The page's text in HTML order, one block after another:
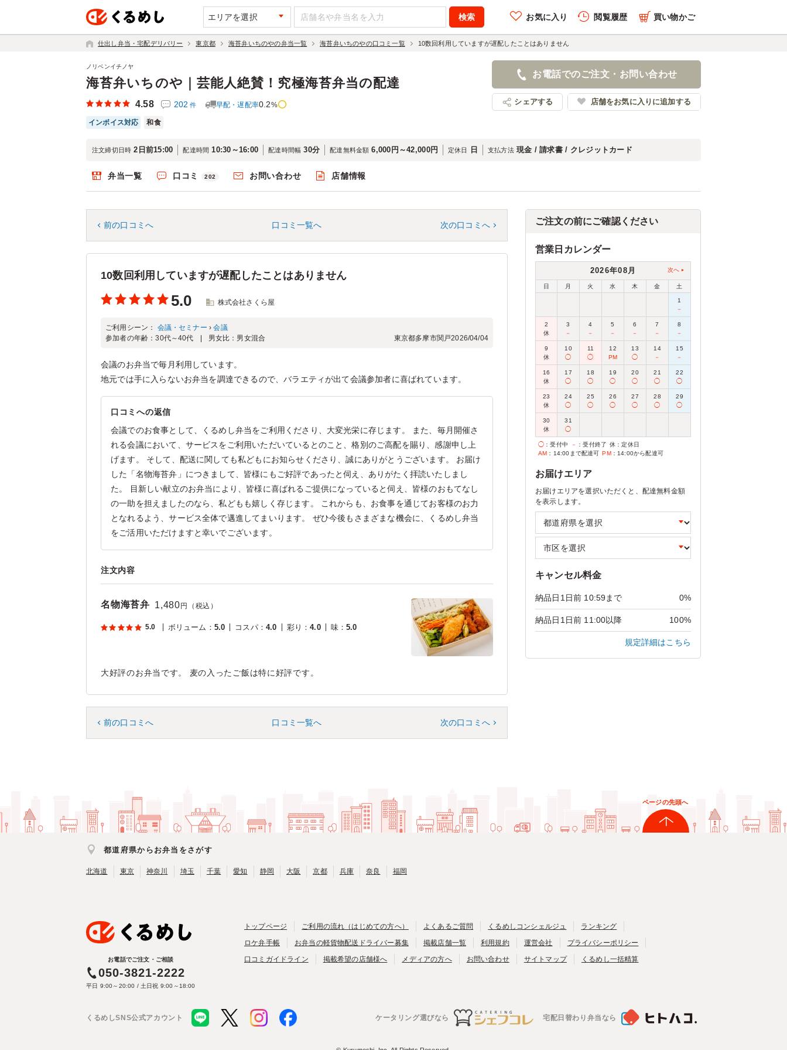
エリアを選択 お気に入り 閲覧履歴 買い物かご
仕出し弁当・宅配デリバリー 東京都 海苔弁いちのやの弁当一覧 海苔弁いちのやの口コミ一覧 10数回利用していますが遅配したことはありません
海苔弁いちのや｜芸能人絶賛！究極海苔弁当の配達
ノリベンイチノヤ
4.58 202 件 早配・遅配率0.2%
インボイス対応 和食
お電話でのご注文・お問い合わせ
シェアする 店舗をお気に入りに追加する
注文締切日時 2日前15:00 配達時間 10:30～16:00 配達時間幅 30分 配達無料金額 6,000円～42,000円 定休日 日 支払方法 現金 / 請求書 / クレジットカード
弁当一覧 口コミ 202 お問い合わせ 店舗情報
前の口コミへ 口コミ一覧へ 次の口コミへ
10数回利用していますが遅配したことはありません
5.0 株式会社さくら屋
ご利用シーン： 会議・セミナー ›会議
参加者の年齢：30代～40代 男女比： 男女混合 東京都多摩市関戸2026/04/04
会議のお弁当で毎月利用しています。
地元では手に入らないお弁当を調達できるので、バラエティが出て会議参加者に喜ばれています。
口コミへの返信
会議でのお食事として、くるめし弁当をご利用くださり、大変光栄に存じます。 また、毎月開催さ
れる会議において、サービスをご利用いただいているとのこと、格別のご高配を賜り、感謝申し上
げます。 そして、配送に関しても私どもにお知らせくださり、誠にありがとうございます。 お届け
した「名物海苔弁」につきまして、皆様にもご好評であったと伺え、ありがたく拝読いたしまし
た。 目新しい献立のお弁当により、皆様に喜ばれるご提供になっていると伺え、皆様のおもてなし
の一助を担えましたのなら、私どもも嬉しく存じます。 これからも、お食事を通じてお客様のお力
となれるよう、サービス全体で邁進してまいります。 ぜひ今後もさまざまな機会に、くるめし弁当
をご活用いただけますと幸いでございます。
注文内容
名物海苔弁 1,480 円（税込）
5.0 ボリューム ： 5.0 コスパ： 4.0 彩り ：4.0 味：5.0
大好評のお弁当です。 麦の入ったご飯は特に好評です。
前の口コミへ 口コミ一覧へ 次の口コミへ
ご注文の前にご確認ください
営業日カレンダー
2026年08月 次へ
日 月 火 水 木 金 土
1
－
2
休
3
－
4
－
5
－
6
－
7
－
8
－
9
休
10
◯
11
◯
12
PM
13
◯
14
－
15
－
16
休
17
◯
18
◯
19
◯
20
◯
21
◯
22
◯
23
休
24
◯
25
◯
26
◯
27
◯
28
◯
29
◯
30
休
31
◯
◯ ：受付中 － ：受付終了 休 ：定休日
AM ：14:00まで配達可 PM：14:00から配達可
お届けエリア
お届けエリアを選択いただくと、配達無料金額
を表示します。
キャンセル料金
納品日1日前 10:59まで 0%
納品日1日前 11:00以降 100%
規定詳細はこちら
ページの先頭へ
都道府県からお弁当をさがす
北海道 東京 神奈川 埼玉 千葉 愛知 静岡 大阪 京都 兵庫 奈良 福岡
お電話でご注文・ご相談
050-3821-2222
平日 9:00～20:00 / 土日祝 9:00～18:00
トップページ ご利用の流れ（はじめての方へ） よくあるご質問 くるめしコンシェルジュ
ランキング
ロケ弁手帳
お弁当の軽貨物配送ドライバー募集 掲載店舗一覧 利用規約 運営会社
プライバシーポリシー
口コミガイドライン
掲載希望の店舗様へ メディアの方へ お問い合わせ サイトマップ くるめし一括精算
くるめしSNS公式アカウント ケータリング選びなら 宅配日替わり弁当なら